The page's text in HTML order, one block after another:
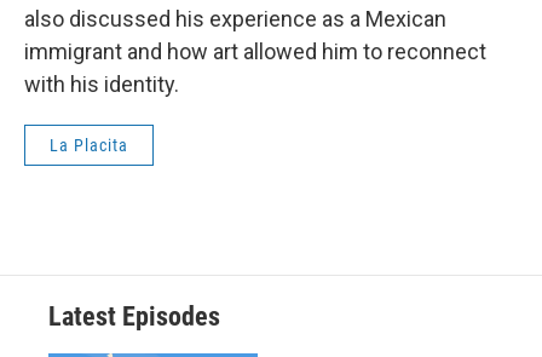
also discussed his experience as a Mexican
immigrant and how art allowed him to reconnect
with his identity.
La Placita
Latest Episodes